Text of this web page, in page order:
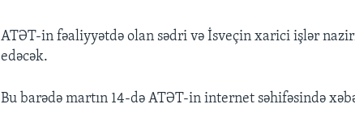
ATƏT-in fəaliyyətdə olan sədri və İsveçin xarici işlər
edəcək.
Bu barədə martın 14-də ATƏT-in internet səhifəsində